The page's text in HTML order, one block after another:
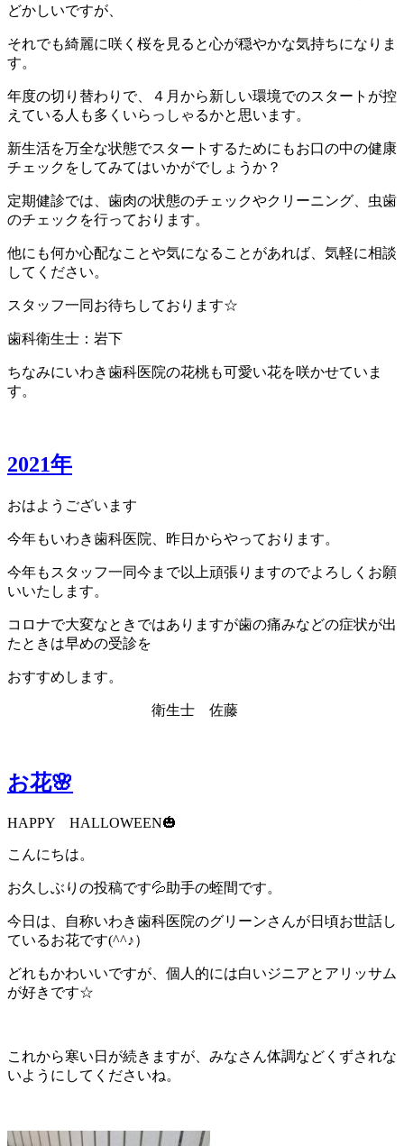
どかしいですが、
それでも綺麗に咲く桜を見ると心が穏やかな気持ちになりま
す。
年度の切り替わりで、４月から新しい環境でのスタートが控
えている人も多くいらっしゃるかと思います。
新生活を万全な状態でスタートするためにもお口の中の健康
チェックをしてみてはいかがでしょうか？
定期健診では、歯肉の状態のチェックやクリーニング、虫歯
のチェックを行っております。
他にも何か心配なことや気になることがあれば、気軽に相談
してください。
スタッフ一同お待ちしております☆
歯科衛生士：岩下
ちなみにいわき歯科医院の花桃も可愛い花を咲かせていま
す。
2021年
おはようございます
今年もいわき歯科医院、昨日からやっております。
今年もスタッフ一同今まで以上頑張りますのでよろしくお願
いいたします。
コロナで大変なときではありますが歯の痛みなどの症状が出
たときは早めの受診を
おすすめします。
衛生士 佐藤
お花🌸
HAPPY HALLOWEEN🎃
こんにちは。
お久しぶりの投稿です💦助手の蛭間です。
今日は、自称いわき歯科医院のグリーンさんが日頃お世話し
ているお花です(^^♪）
どれもかわいいですが、個人的には白いジニアとアリッサム
が好きです☆
これから寒い日が続きますが、みなさん体調などくずされな
いようにしてくださいね。